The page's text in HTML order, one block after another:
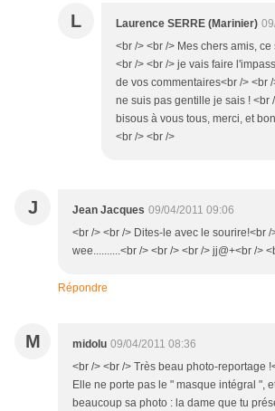
L Laurence SERRE (Marinier)
<br /> <br /> Mes chers amis,
<br /> <br /> je vais faire
de vos commentaires<br /> <br
ne suis pas gentille je sais ! <br
bisous à vous tous, merci, et
<br /> <br />
J Jean Jacques 09/04/2011 09:06
<br /> <br /> Dites-le avec le sourire!<br /
wee..........<br /> <br /> <br /> jj@+<br />
Répondre
M midolu 09/04/2011 08:36
<br /> <br /> Très beau photo-reportage
Elle ne porte pas le " masque intégral ",
beaucoup sa photo : la dame que tu